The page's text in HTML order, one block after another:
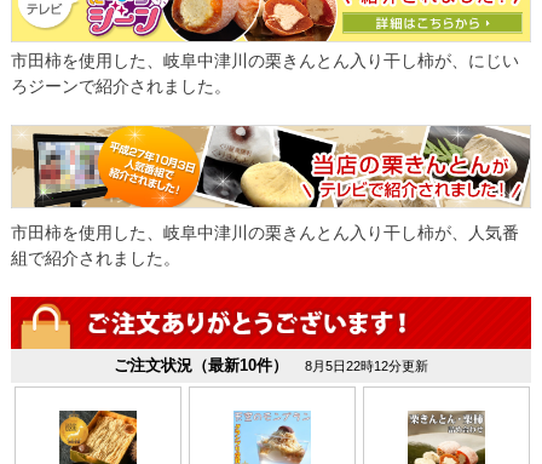
市田柿を使用した、岐阜中津川の栗きんとん入り干し柿が、にじい
ろジーンで紹介されました。
市田柿を使用した、岐阜中津川の栗きんとん入り干し柿が、人気番
組で紹介されました。